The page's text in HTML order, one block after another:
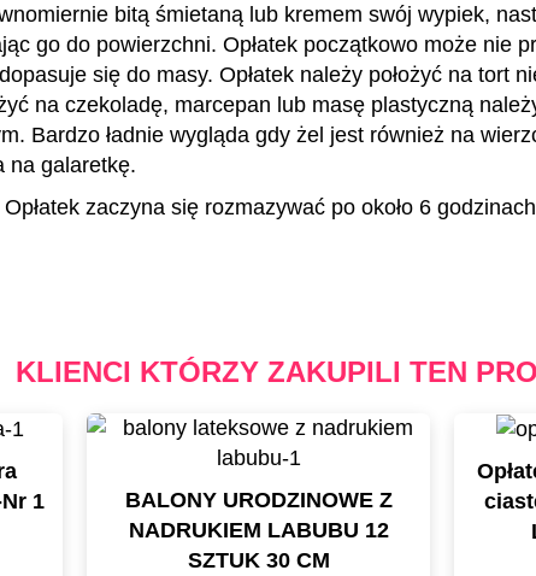
bitą śmietaną lub kremem swój wypiek,
go do powierzchni. Opłatek początkowo może nie
się do masy. Opłatek należy położyć na tort
na czekoladę, marcepan lub masę plastyczną
Bardzo ładnie wygląda gdy żel jest również na
na galaretkę.
zaczyna się rozmazywać po około 6 godzinach
KLIENCI KTÓRZY ZAKUPILI TEN
1
BALONY URODZINOWE Z
NADRUKIEM LABUBU 12
SZTUK 30 CM